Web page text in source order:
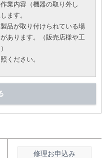
業内容（機器の取り外し
ます。
品が取り付けられている場
あります。（販売店様や工
ください。
修理お申込み